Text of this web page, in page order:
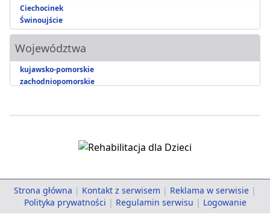
Ciechocinek
Świnoujście
Województwa
kujawsko-pomorskie
zachodniopomorskie
Strona główna | Kontakt z serwisem | Reklama w serwisie |
Polityka prywatności | Regulamin serwisu | Logowanie